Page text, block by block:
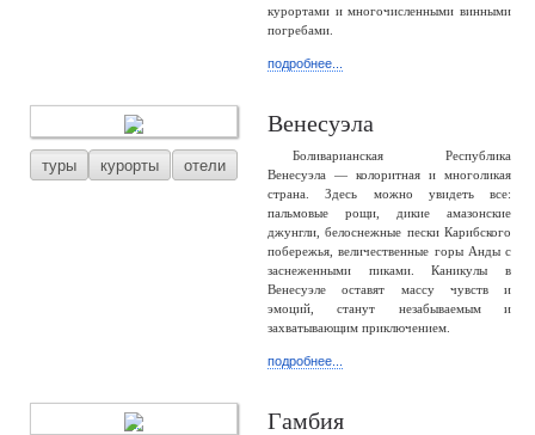
курортами и многочисленными винными
погребами.
подробнее...
туры курорты отели
Венесуэла
Боливарианская Республика
Венесуэла — колоритная и многоликая
страна. Здесь можно увидеть все:
пальмовые рощи, дикие амазонские
джунгли, белоснежные пески Карибского
побережья, величественные горы Анды с
заснеженными пиками. Каникулы в
Венесуэле оставят массу чувств и
эмоций, станут незабываемым и
захватывающим приключением.
подробнее...
Гамбия